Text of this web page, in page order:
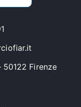
50122 Firenze